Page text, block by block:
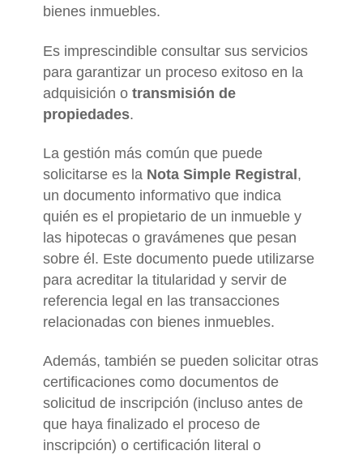
bienes inmuebles.
Es imprescindible consultar sus servicios
para garantizar un proceso exitoso en la
adquisición o transmisión de
propiedades.
La gestión más común que puede
solicitarse es la Nota Simple Registral ,
un documento informativo que indica
quién es el propietario de un inmueble y
las hipotecas o gravámenes que pesan
sobre él. Este documento puede utilizarse
para acreditar la titularidad y servir de
referencia legal en las transacciones
relacionadas con bienes inmuebles.
Además, también se pueden solicitar otras
certificaciones como documentos de
solicitud de inscripción (incluso antes de
que haya finalizado el proceso de
inscripción) o certificación literal o